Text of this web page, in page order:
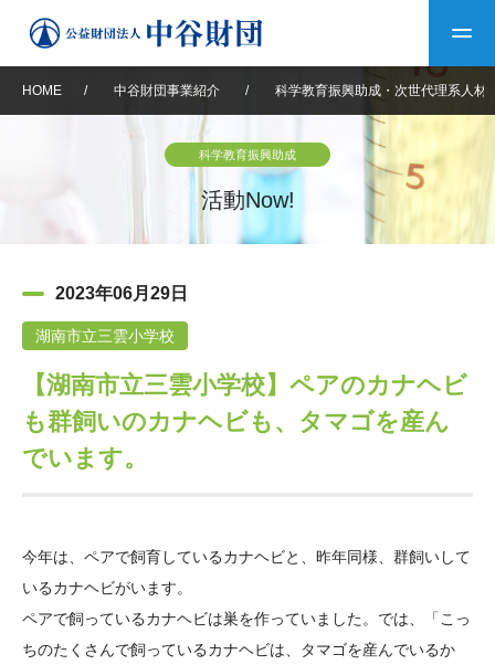
中谷財団について
設立趣意書
沿革 40年史デジタルブック
中谷財団40年史
年報一覧
中谷財団事業紹介
神戸賞 長期大型研究助成
研究助成
ム
科学教育振興助成・
次世代理系人材育成プ
中谷財団動画紹介
その他情報
その他情報
アクセス よくあるご質問
サイトマップ 中谷財団アーカイブ
日本語 English マイページ
HOME / 中谷財団事業紹介 / 科学教育振興助成・次世代理系人材
科学教育振興助成
活動Now!
2023年06月29日
湖南市立三雲小学校
【湖南市立三雲小学校】ペアのカナヘビ
も群飼いのカナヘビも、タマゴを産ん
でいます。
今年は、ペアで飼育しているカナヘビと、昨年同様、群飼いして
いるカナヘビがいます。
ペアで飼っているカナヘビは巣を作っていました。では、「こっ
ちのたくさんで飼っているカナヘビは、タマゴを産んでいるか